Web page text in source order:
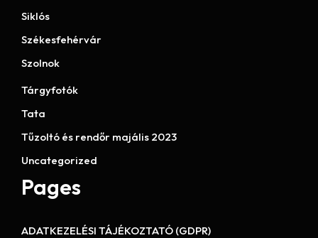
Siklós
Székesfehérvár
Szolnok
Tárgyfotók
Tata
Tűzoltó és rendőr majális 2023
Uncategorized
Pages
ADATKEZELÉSI TÁJÉKOZTATÓ (GDPR)